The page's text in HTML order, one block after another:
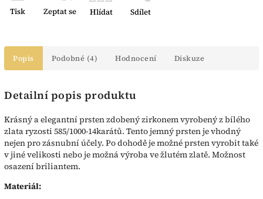
Tisk Zeptat se Hlídat Sdílet
Popis Podobné (4) Hodnocení Diskuze
Detailní popis produktu
Krásný a elegantní prsten zdobený zirkonem vyrobený z bílého
zlata ryzosti 585/1000-14karátů. Tento jemný prsten je vhodný
nejen pro zásnubní účely. Po dohodě je možné prsten vyrobit také
v jiné velikosti nebo je možná výroba ve žlutém zlatě. Možnost
osazení briliantem.
Materiál: